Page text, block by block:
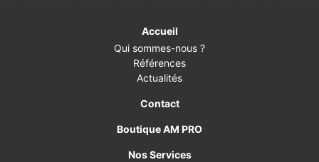
Accueil
Qui sommes-nous ?
Références
Actualités
Contact
Boutique AM PRO
Nos Services